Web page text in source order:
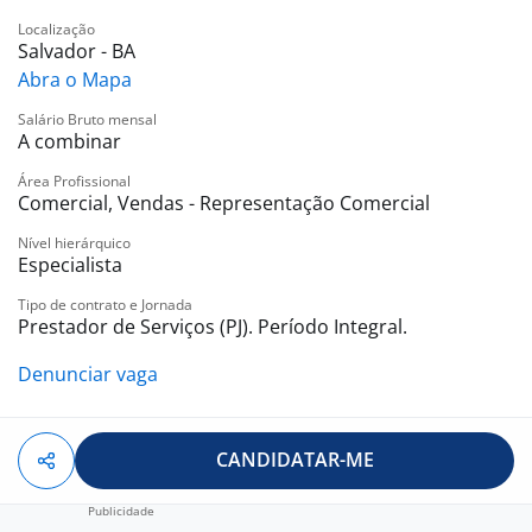
Localização
Salvador - BA
Abra o Mapa
Salário Bruto mensal
A combinar
Área Profissional
Comercial, Vendas - Representação Comercial
Nível hierárquico
Especialista
Tipo de contrato e Jornada
Prestador de Serviços (PJ). Período Integral.
Denunciar vaga
CANDIDATAR-ME